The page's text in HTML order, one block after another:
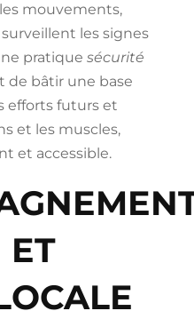
mouvements,
les signes
pratique sécurité
de bâtir une base
efforts futurs et
et les muscles,
et accessible.
ET